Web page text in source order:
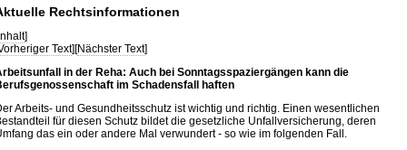
Rechtsinformationen
]
Text][Nächster Text]
in der Reha: Auch bei Sonntagsspaziergängen kann die
im Schadensfall haften
Arbeits- und Gesundheitsschutz ist wichtig und richtig. Einen wesentlichen
für diesen Schutz bildet die gesetzliche Unfallversicherung, deren
das ein oder andere Mal verwundert - so wie im folgenden Fall.